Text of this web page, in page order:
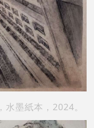
墨紙本，2024。